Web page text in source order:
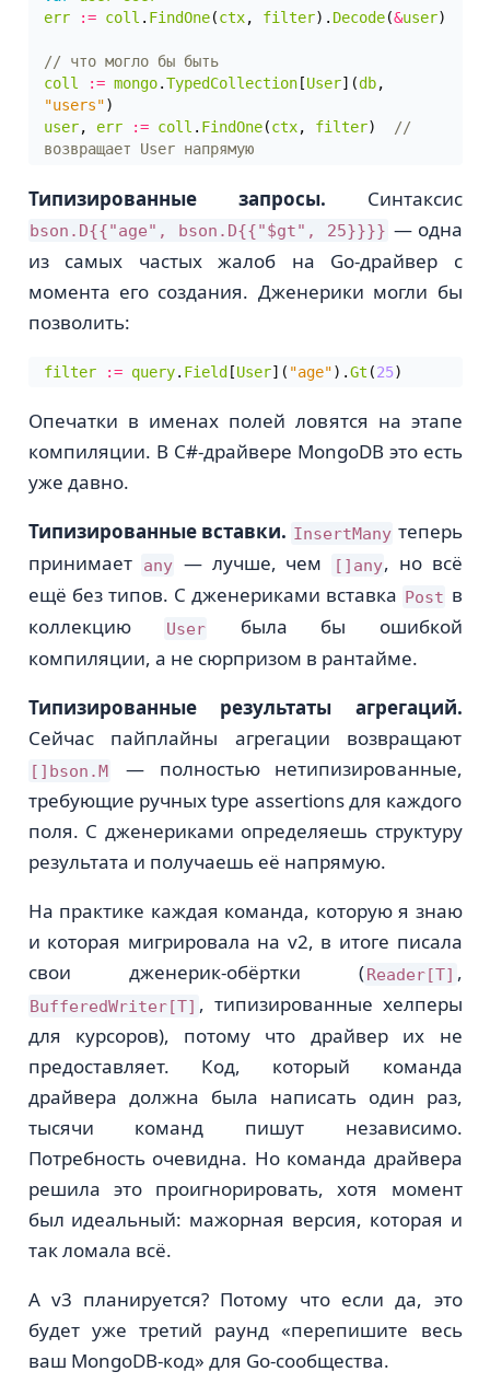
err
:= coll . FindOne(ctx, filter). Decode(&user)
// что могло бы быть
coll
:= mongo.TypedCollection[User](db,
"users")
user, err := coll . FindOne(ctx, filter)
//
возвращает User напрямую
Типизированные запросы. Синтаксис
bson.D{{"age", bson.D{{"$gt", 25}}}} — одна
из самых частых жалоб на Go-драйвер с
момента его создания. Дженерики могли бы
позволить:
filter := query. Field [User]( "age").Gt (25)
Опечатки в именах полей ловятся на этапе
компиляции. В C#-драйвере MongoDB это есть
уже давно.
Типизированные вставки. InsertMany теперь
принимает
any — лучше, чем []any, но всё
ещё без типов. С дженериками вставка Post в
коллекцию
User
была бы ошибкой
компиляции, а не сюрпризом в рантайме.
Типизированные результаты агрегаций.
Сейчас пайплайны агрегации возвращают
[]bson.M
— полностью нетипизированные,
требующие ручных type assertions для каждого
поля. С дженериками определяешь структуру
результата и получаешь её напрямую.
На практике каждая команда, которую я знаю
и которая мигрировала на v2, в итоге писала
свои дженерик-обёртки (Reader[T] ,
BufferedWriter[T] , типизированные хелперы
для курсоров), потому что драйвер их не
предоставляет. Код, который команда
драйвера должна была написать один раз,
тысячи команд пишут независимо.
Потребность очевидна. Но команда драйвера
решила это проигнорировать, хотя момент
был идеальный: мажорная версия, которая и
так ломала всё.
А v3 планируется? Потому что если да, это
будет уже третий раунд «перепишите весь
ваш MongoDB-код» для Go-сообщества.